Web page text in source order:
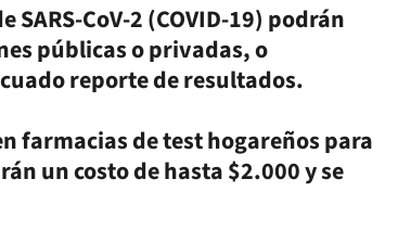
CoV-2 (COVID-19) podrán
públicas o privadas, o
reporte de resultados.
farmacias de test hogareños para
un costo de hasta $2.000 y se